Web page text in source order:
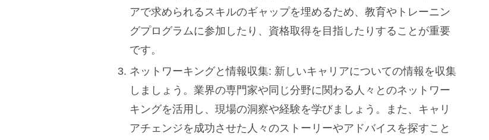
アで求められるスキルのギャップを埋めるため、教育やトレーニン
グプログラムに参加したり、資格取得を目指したりすることが重要
です。
ネットワーキングと情報収集: 新しいキャリアについての情報を収集
しましょう。業界の専門家や同じ分野に関わる人々とのネットワー
キングを活用し、現場の洞察や経験を学びましょう。また、キャリ
アチェンジを成功させた人々のストーリーやアドバイスを探すこと